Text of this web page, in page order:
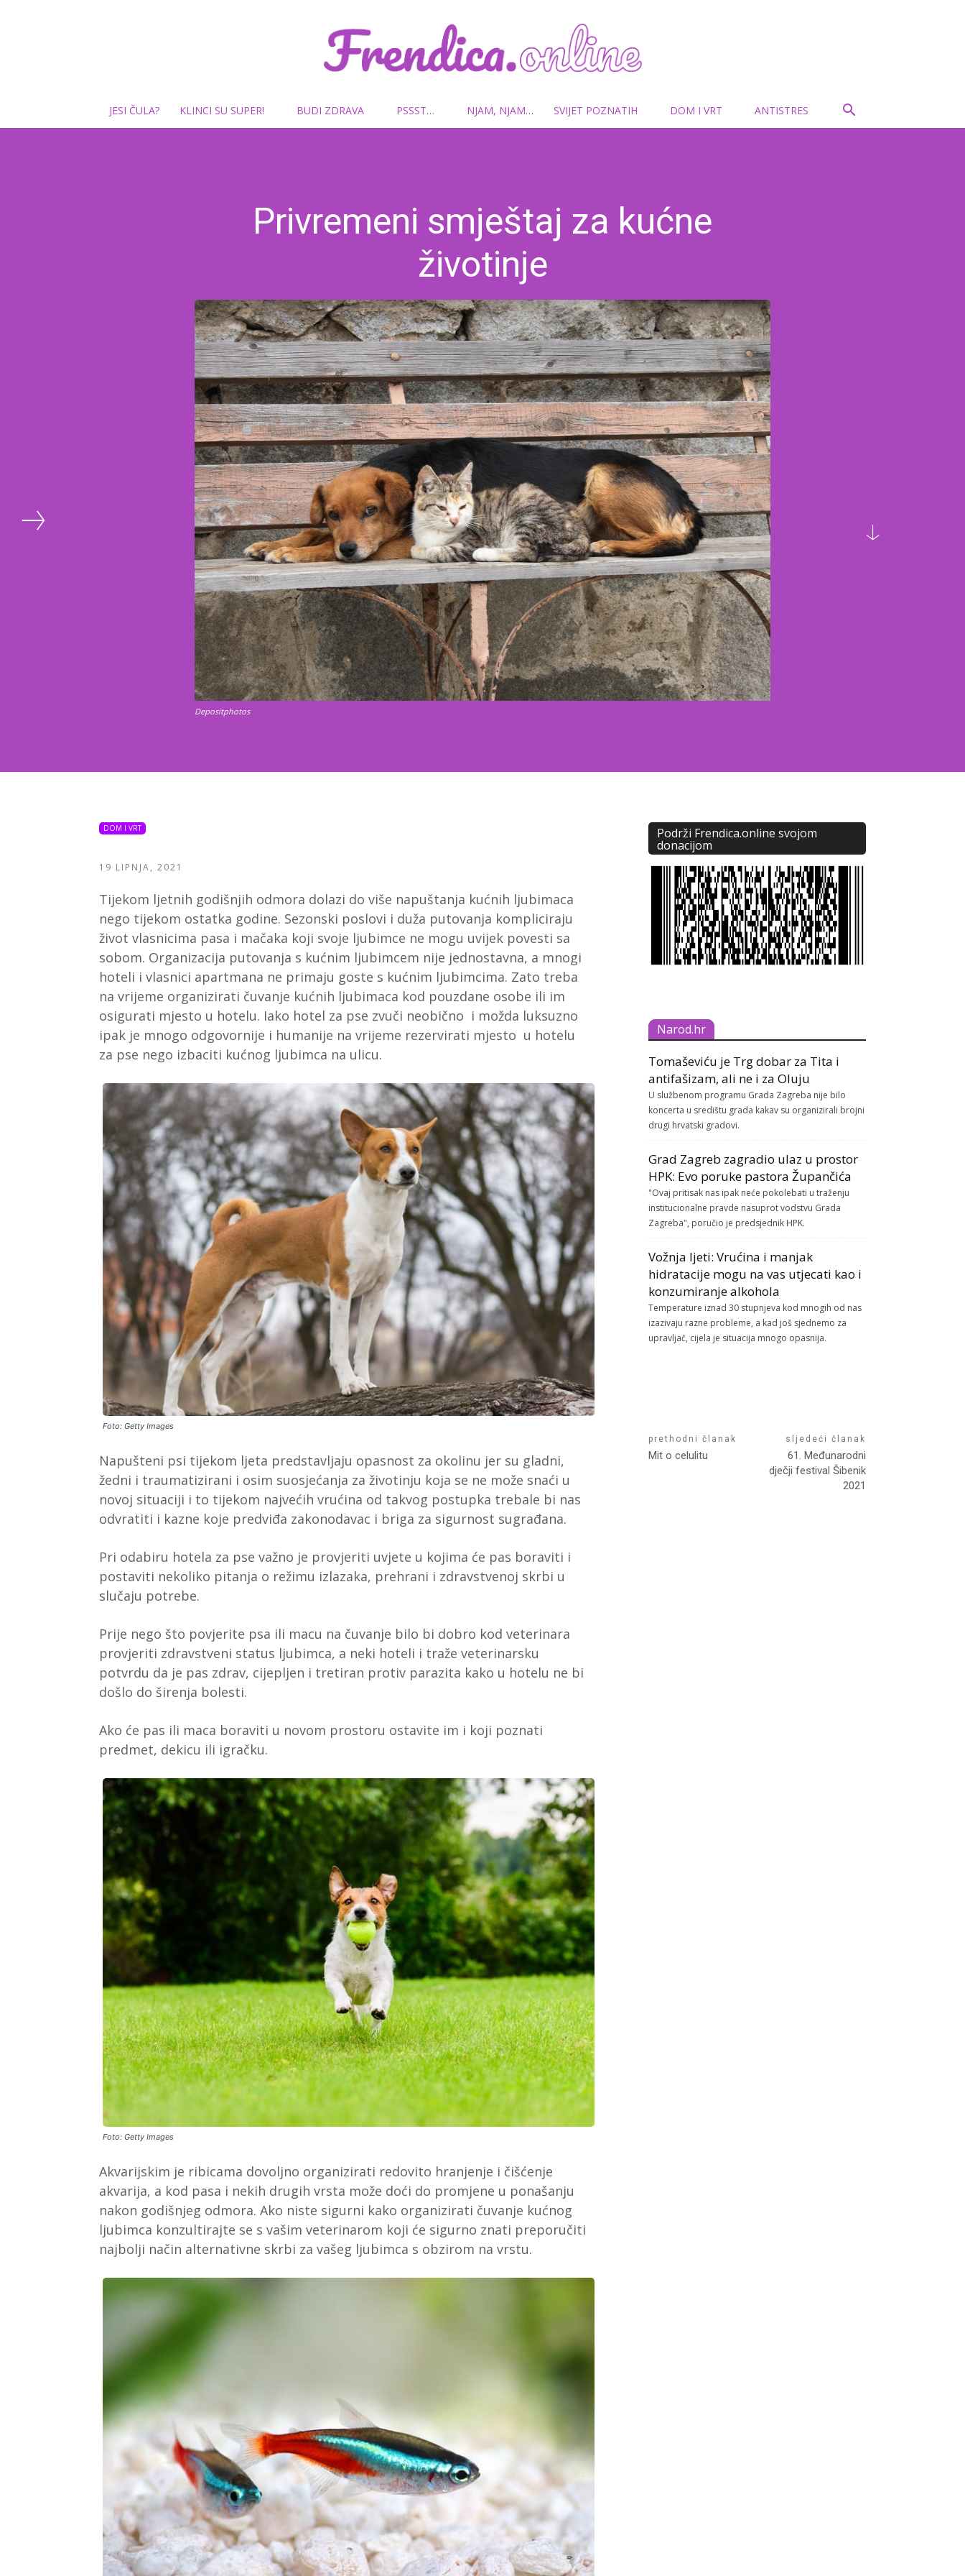
Frendica.online
JESI ČULA? KLINCI SU SUPER! BUDI ZDRAVA PSSST… NJAM, NJAM… SVIJET POZNATIH DOM I VRT ANTISTRES
Privremeni smještaj za kućne
životinje
Depositphotos
DOM I VRT
19 LIPNJA, 2021
Tijekom ljetnih godišnjih odmora dolazi do više napuštanja kućnih ljubimaca
nego tijekom ostatka godine. Sezonski poslovi i duža putovanja kompliciraju
život vlasnicima pasa i mačaka koji svoje ljubimce ne mogu uvijek povesti sa
sobom. Organizacija putovanja s kućnim ljubimcem nije jednostavna, a mnogi
hoteli i vlasnici apartmana ne primaju goste s kućnim ljubimcima. Zato treba
na vrijeme organizirati čuvanje kućnih ljubimaca kod pouzdane osobe ili im
osigurati mjesto u hotelu. Iako hotel za pse zvuči neobično i možda luksuzno
ipak je mnogo odgovornije i humanije na vrijeme rezervirati mjesto u hotelu
za pse nego izbaciti kućnog ljubimca na ulicu.
Foto: Getty Images
Napušteni psi tijekom ljeta predstavljaju opasnost za okolinu jer su gladni,
žedni i traumatizirani i osim suosjećanja za životinju koja se ne može snaći u
novoj situaciji i to tijekom najvećih vrućina od takvog postupka trebale bi nas
odvratiti i kazne koje predviđa zakonodavac i briga za sigurnost sugrađana.
Pri odabiru hotela za pse važno je provjeriti uvjete u kojima će pas boraviti i
postaviti nekoliko pitanja o režimu izlazaka, prehrani i zdravstvenoj skrbi u
slučaju potrebe.
Prije nego što povjerite psa ili macu na čuvanje bilo bi dobro kod veterinara
provjeriti zdravstveni status ljubimca, a neki hoteli i traže veterinarsku
potvrdu da je pas zdrav, cijepljen i tretiran protiv parazita kako u hotelu ne bi
došlo do širenja bolesti.
Ako će pas ili maca boraviti u novom prostoru ostavite im i koji poznati
predmet, dekicu ili igračku.
Foto: Getty Images
Akvarijskim je ribicama dovoljno organizirati redovito hranjenje i čišćenje
akvarija, a kod pasa i nekih drugih vrsta može doći do promjene u ponašanju
nakon godišnjeg odmora. Ako niste sigurni kako organizirati čuvanje kućnog
ljubimca konzultirajte se s vašim veterinarom koji će sigurno znati preporučiti
najbolji način alternativne skrbi za vašeg ljubimca s obzirom na vrstu.
Podrži Frendica.online svojom
donacijom
Narod.hr
Tomaševiću je Trg dobar za Tita i
antifašizam, ali ne i za Oluju
U službenom programu Grada Zagreba nije bilo
koncerta u središtu grada kakav su organizirali brojni
drugi hrvatski gradovi.
Grad Zagreb zagradio ulaz u prostor
HPK: Evo poruke pastora Župančića
"Ovaj pritisak nas ipak neće pokolebati u traženju
institucionalne pravde nasuprot vodstvu Grada
Zagreba", poručio je predsjednik HPK.
Vožnja ljeti: Vrućina i manjak
hidratacije mogu na vas utjecati kao i
konzumiranje alkohola
Temperature iznad 30 stupnjeva kod mnogih od nas
izazivaju razne probleme, a kad još sjednemo za
upravljač, cijela je situacija mnogo opasnija.
prethodni članak
Mit o celulitu
sljedeći članak
61. Međunarodni
dječji festival Šibenik
2021